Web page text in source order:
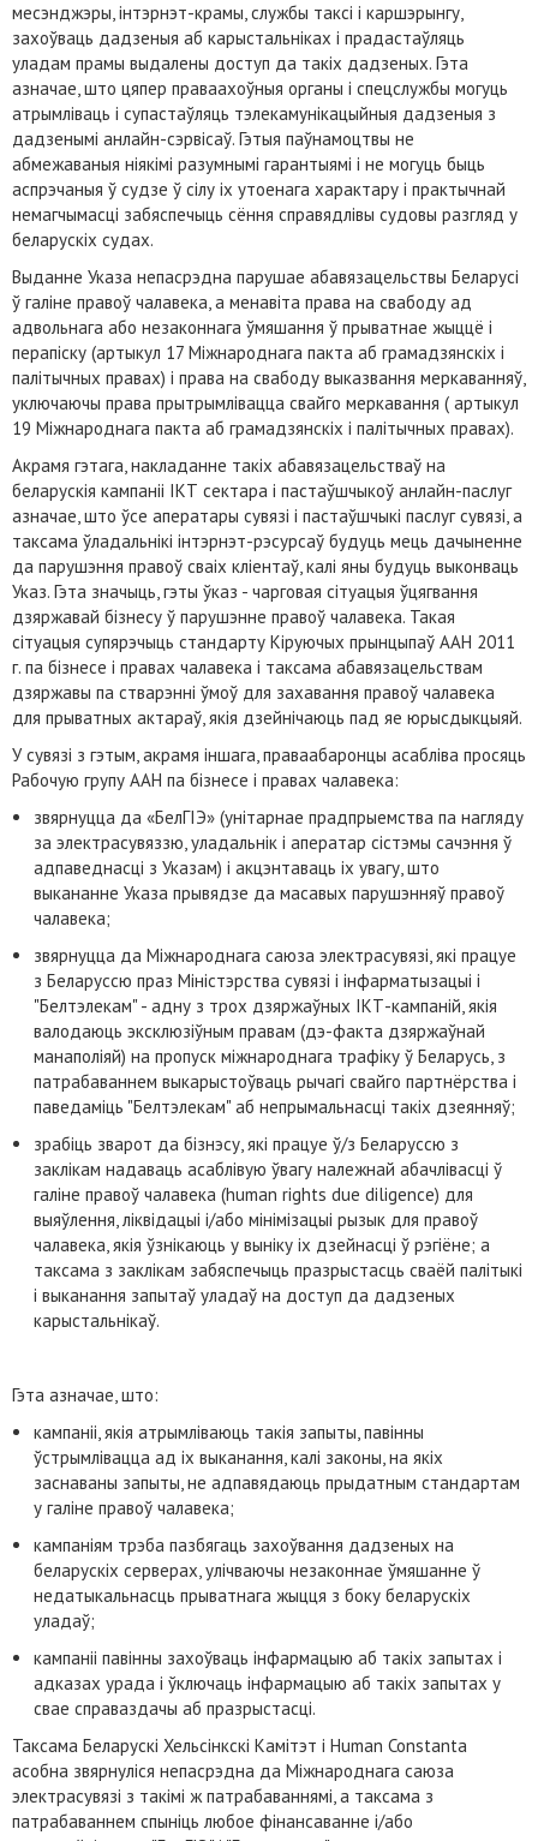
месэнджэры, інтэрнэт-крамы, службы таксі і каршэрынгу,
захоўваць дадзеныя аб карыстальніках і прадастаўляць
уладам прамы выдалены доступ да такіх дадзеных. Гэта
азначае, што цяпер праваахоўныя органы і спецслужбы могуць
атрымліваць і супастаўляць тэлекамунікацыйныя дадзеныя з
дадзенымі анлайн-сэрвісаў. Гэтыя паўнамоцтвы не
абмежаваныя ніякімі разумнымі гарантыямі і не могуць быць
аспрэчаныя ў судзе ў сілу іх утоенага характару і практычнай
немагчымасці забяспечыць сёння справядлівы судовы разгляд у
беларускіх судах.
Выданне Указа непасрэдна парушае абавязацельствы Беларусі
ў галіне правоў чалавека, а менавіта права на свабоду ад
адвольнага або незаконнага ўмяшання ў прыватнае жыццё і
перапіску (артыкул 17 Міжнароднага пакта аб грамадзянскіх і
палітычных правах) і права на свабоду выказвання меркаванняў,
уключаючы права прытрымлівацца свайго меркавання ( артыкул
19 Міжнароднага пакта аб грамадзянскіх і палітычных правах).
Акрамя гэтага, накладанне такіх абавязацельстваў на
беларускія кампаніі ІКТ сектара і пастаўшчыкоў анлайн-паслуг
азначае, што ўсе аператары сувязі і пастаўшчыкі паслуг сувязі, а
таксама ўладальнікі інтэрнэт-рэсурсаў будуць мець дачыненне
да парушэння правоў сваіх кліентаў, калі яны будуць выконваць
Указ. Гэта значыць, гэты ўказ - чарговая сітуацыя ўцягвання
дзяржавай бізнесу ў парушэнне правоў чалавека. Такая
сітуацыя супярэчыць стандарту Кіруючых прынцыпаў ААН 2011
г. па бізнесе і правах чалавека і таксама абавязацельствам
дзяржавы па стварэнні ўмоў для захавання правоў чалавека
для прыватных актараў, якія дзейнічаюць пад яе юрысдыкцыяй.
У сувязі з гэтым, акрамя іншага, праваабаронцы асабліва просяць
Рабочую групу ААН па бізнесе і правах чалавека:
звярнуцца да «БелГІЭ» (унітарнае прадпрыемства па нагляду
за электрасувяззю, уладальнік і аператар сістэмы сачэння ў
адпаведнасці з Указам) і акцэнтаваць іх увагу, што
выкананне Указа прывядзе да масавых парушэнняў правоў
чалавека;
звярнуцца да Міжнароднага саюза электрасувязі, які працуе
з Беларуссю праз Міністэрства сувязі і інфарматызацыі і
"Белтэлекам" - адну з трох дзяржаўных ІКТ-кампаній, якія
валодаюць эксклюзіўным правам (дэ-факта дзяржаўнай
манаполіяй) на пропуск міжнароднага трафіку ў Беларусь, з
патрабаваннем выкарыстоўваць рычагі свайго партнёрства і
паведаміць "Белтэлекам" аб непрымальнасці такіх дзеянняў;
зрабіць зварот да бізнэсу, які працуе ў/з Беларуссю з
заклікам надаваць асаблівую ўвагу належнай абачлівасці ў
галіне правоў чалавека (human rights due diligence) для
выяўлення, ліквідацыі і/або мінімізацыі рызык для правоў
чалавека, якія ўзнікаюць у выніку іх дзейнасці ў рэгіёне; а
таксама з заклікам забяспечыць празрыстасць сваёй палітыкі
і выканання запытаў уладаў на доступ да дадзеных
карыстальнікаў.
Гэта азначае, што:
кампаніі, якія атрымліваюць такія запыты, павінны
ўстрымлівацца ад іх выканання, калі законы, на якіх
заснаваны запыты, не адпавядаюць прыдатным стандартам
у галіне правоў чалавека;
кампаніям трэба пазбягаць захоўвання дадзеных на
беларускіх серверах, улічваючы незаконнае ўмяшанне ў
недатыкальнасць прыватнага жыцця з боку беларускіх
уладаў;
кампаніі павінны захоўваць інфармацыю аб такіх запытах і
адказах урада і ўключаць інфармацыю аб такіх запытах у
свае справаздачы аб празрыстасці.
Таксама Беларускі Хельсінкскі Камітэт і Human Constanta
асобна звярнуліся непасрэдна да Міжнароднага саюза
электрасувязі з такімі ж патрабаваннямі, а таксама з
патрабаваннем спыніць любое фінансаванне і/або